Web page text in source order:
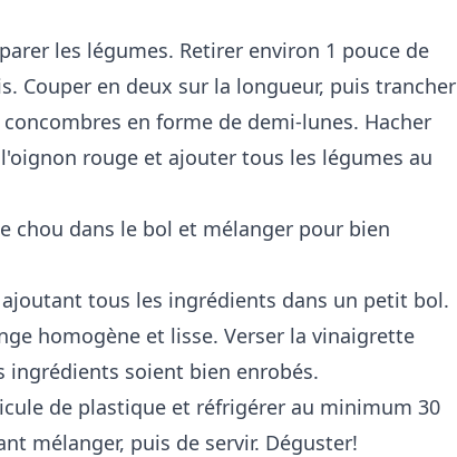
les légumes. Retirer environ 1 pouce de
Couper en deux sur la longueur, puis trancher
en forme de demi-lunes. Hacher
rouge et ajouter tous les légumes au
chou dans le bol et mélanger pour bien
tous les ingrédients dans un petit bol.
homogène et lisse. Verser la vinaigrette
ingrédients soient bien enrobés.
de plastique et réfrigérer au minimum 30
mélanger, puis de servir. Déguster!